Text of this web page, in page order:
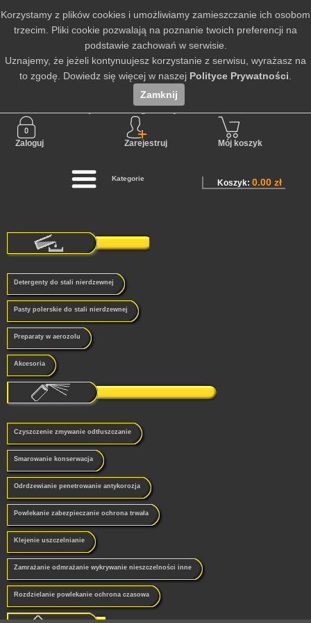
Nie jesteś zalogowany
Zaloguj Zarejestruj Mój koszyk
Kategorie
Detergenty do stali nierdzewnej
Pasty polerskie do stali nierdzewnej
Preparaty w aerozolu
Akcesoria
Czyszczenie zmywanie odtłuszczanie
Smarowanie konserwacja
Odrdzewianie penetrowanie antykorozja
Powlekanie zabezpieczanie ochrona trwała
Klejenie uszczelnianie
Zamrażanie odmrażanie wykrywanie nieszczelności inne
Rozdzielanie powlekanie ochrona czasowa
Koszyk:0.00 zł
Korzystamy z plików cookies i umożliwiamy zamieszczanie ich osobom
trzecim. Pliki cookie pozwalają na poznanie twoich preferencji na
podstawie zachowań w serwisie.
Uznajemy, że jeżeli kontynuujesz korzystanie z serwisu, wyrażasz na
to zgodę. Dowiedz się więcej w naszej Polityce Prywatności
Zamknij